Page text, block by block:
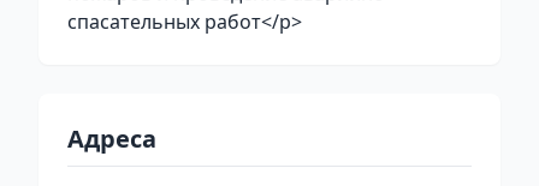
спасательных работ</p>
Адреса